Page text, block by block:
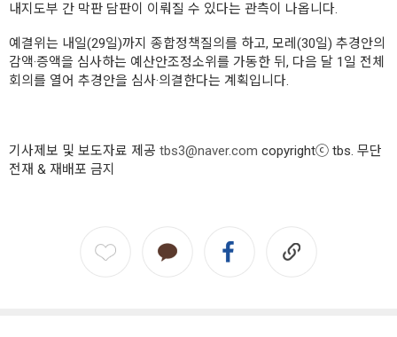
내지도부 간 막판 담판이 이뤄질 수 있다는 관측이 나옵니다.
예결위는 내일(29일)까지 종합정책질의를 하고, 모레(30일) 추경안의
감액·증액을 심사하는 예산안조정소위를 가동한 뒤, 다음 달 1일 전체
회의를 열어 추경안을 심사·의결한다는 계획입니다.
기사제보 및 보도자료 제공 tbs3@naver.com copyrightⓒ tbs. 무단
전재 & 재배포 금지